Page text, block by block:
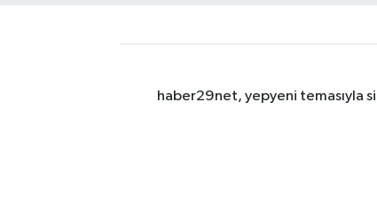
haber29net, yepyeni temasıyla